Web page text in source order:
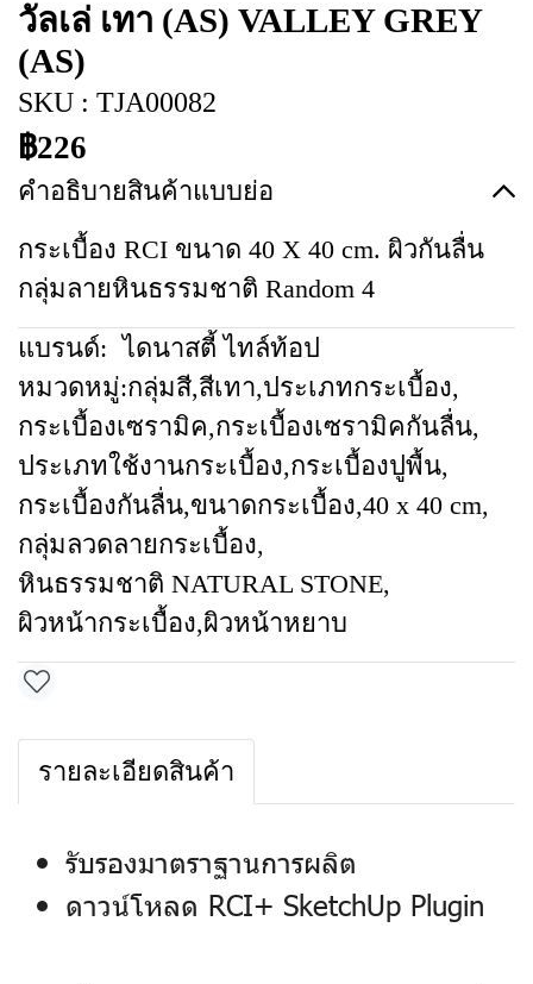
วัลเล่ เทา (AS) VALLEY GREY
(AS)
SKU : TJA00082
฿226
คำอธิบายสินค้าแบบย่อ
กระเบื้อง RCI ขนาด 40 X 40 cm. ผิวกันลื่น
กลุ่มลายหินธรรมชาติ Random 4
แบรนด์: ไดนาสตี้ ไทล์ท้อป
หมวดหมู่:กลุ่มสี,สีเทา,ประเภทกระเบื้อง,
กระเบื้องเซรามิค,กระเบื้องเซรามิคกันลื่น,
ประเภทใช้งานกระเบื้อง,กระเบื้องปูพื้น,
กระเบื้องกันลื่น,ขนาดกระเบื้อง,40 x 40 cm,
กลุ่มลวดลายกระเบื้อง,
หินธรรมชาติ NATURAL STONE,
ผิวหน้ากระเบื้อง,ผิวหน้าหยาบ
รายละเอียดสินค้า
รับรองมาตราฐานการผลิต
ดาวน์โหลด RCI+ SketchUp Plugin